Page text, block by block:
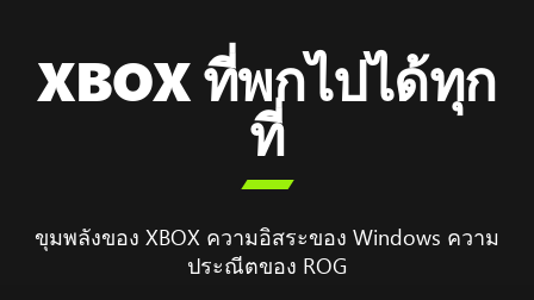
XBOX ที่พกไปได้ทุก
ที่

ขุมพลังของ XBOX ความอิสระของ Windows ความ
ประณีตของ ROG